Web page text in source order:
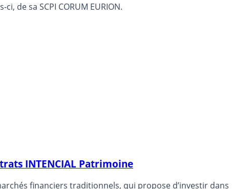
pour le compte, cette fois-ci, de sa SCPI CORUM EURION.
INTENCIAL Patrimoine
financiers traditionnels, qui propose d’investir dans